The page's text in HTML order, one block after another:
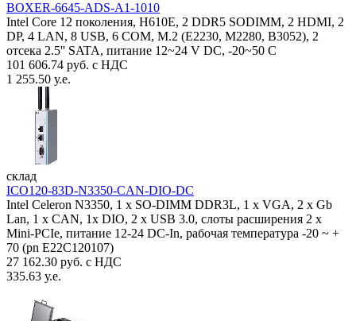
BOXER-6645-ADS-A1-1010
Intel Core 12 поколения, H610E, 2 DDR5 SODIMM, 2 HDMI, 2
DP, 4 LAN, 8 USB, 6 COM, M.2 (E2230, M2280, B3052), 2
отсека 2.5'' SATA, питание 12~24 V DC, -20~50 C
101 606.74 руб. с НДС
1 255.50 у.е.
склад
ICO120-83D-N3350-CAN-DIO-DC
Intel Celeron N3350, 1 х SO-DIMM DDR3L, 1 х VGA, 2 x Gb
Lan, 1 х CAN, 1x DIO, 2 х USB 3.0, слоты расширения 2 x
Mini-PCIe, питание 12-24 DC-In, рабочая температура -20 ~ +
70 (pn E22C120107)
27 162.30 руб. с НДС
335.63 у.е.